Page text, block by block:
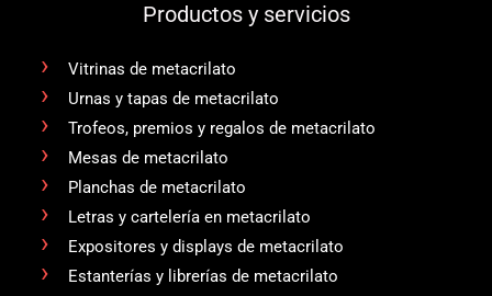
Productos y servicios
Vitrinas de metacrilato
Urnas y tapas de metacrilato
Trofeos, premios y regalos de metacrilato
Mesas de metacrilato
Planchas de metacrilato
Letras y cartelería en metacrilato
Expositores y displays de metacrilato
Estanterías y librerías de metacrilato